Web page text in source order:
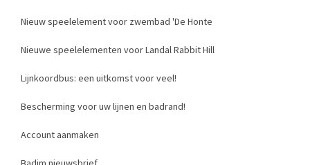
Nieuw speelelement voor zwembad 'De Honte
Nieuwe speelelementen voor Landal Rabbit Hill
Lijnkoordbus: een uitkomst voor veel!
Bescherming voor uw lijnen en badrand!
Account aanmaken